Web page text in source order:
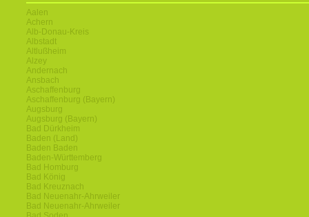
Aalen
Achern
Alb-Donau-Kreis
Albstadt
Altlußheim
Alzey
Andernach
Ansbach
Aschaffenburg
Aschaffenburg (Bayern)
Augsburg
Augsburg (Bayern)
Bad Dürkheim
Baden (Land)
Baden Baden
Baden-Württemberg
Bad Homburg
Bad König
Bad Kreuznach
Bad Neuenahr-Ahrweiler
Bad Neuenahr-Ahrweiler